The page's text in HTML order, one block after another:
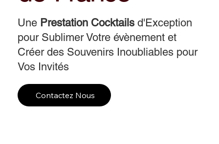
Une Prestation Cocktails d'Exception
pour Sublimer Votre évènement et
Créer des Souvenirs Inoubliables pour
Vos Invités
Contactez Nous